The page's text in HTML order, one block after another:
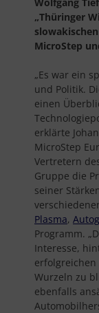
„Thüringer
MicroStep
„Es war ein
und Politik.
einen
erklärte
MicroStep
Vertretern
Gruppe die
seiner
Plasma,
Programm.
Interesse,
Wurzeln zu
ebenfalls